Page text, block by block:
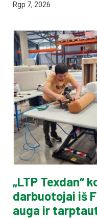
Rgp 7, 2026
„LTP Texdan“
darbuotojai iš
auga ir